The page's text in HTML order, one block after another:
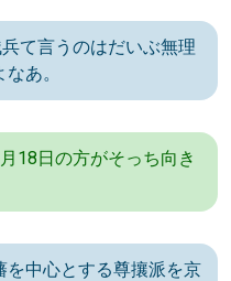
て言うのはだいぶ無理
あ。
18日の方がそっち向き
を中心とする尊攘派を京